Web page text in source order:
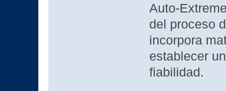
Auto-
del proceso
incorpora
establecer
fiabilidad.